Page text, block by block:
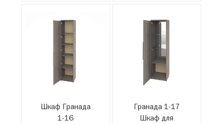
Шкаф Гранада
1-16
Гранада 1-17
Шкаф для